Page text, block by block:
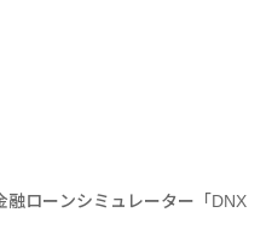
融ローンシミュレーター「DNX